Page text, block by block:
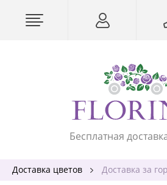
Бесплатная
Доставка цветов Доставка за